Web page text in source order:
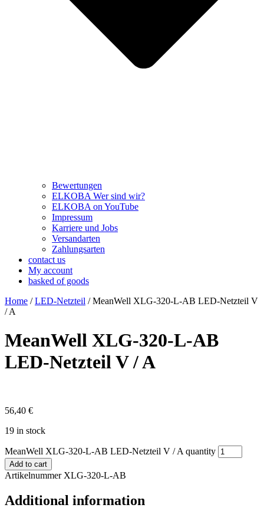
Bewertungen
ELKOBA Wer sind wir?
ELKOBA on YouTube
Impressum
Karriere und Jobs
Versandarten
Zahlungsarten
contact us
My account
basked of goods
Home /LED-Netzteil / MeanWell XLG-320-L-AB LED-Netzteil V
/ A
MeanWell XLG-320-L-AB
LED-Netzteil V / A
56,40 €
19 in stock
MeanWell XLG-320-L-AB LED-Netzteil V / A quantity
Add to cart
Artikelnummer XLG-320-L-AB
Additional information